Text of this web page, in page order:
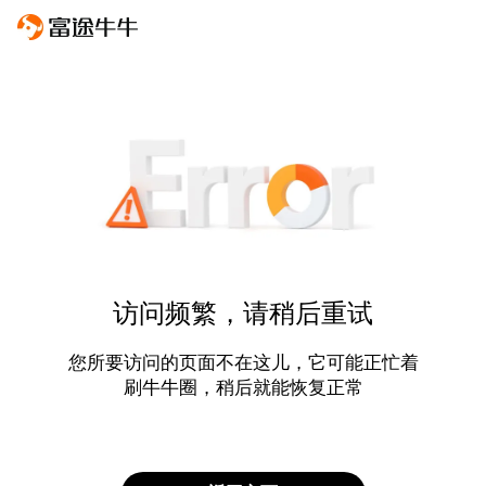
访问频繁，请稍后重试
您所要访问的页面不在这儿，它可能正忙着
刷牛牛圈，稍后就能恢复正常